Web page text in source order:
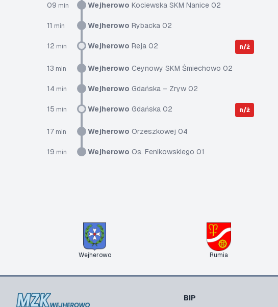
09 min Wejherowo Kociewska SKM Nanice 02
11 min Wejherowo Rybacka 02
12 min Wejherowo Reja 02 n/ż
13 min Wejherowo Ceynowy SKM Śmiechowo 02
14 min Wejherowo Gdańska – Zryw 02
15 min Wejherowo Gdańska 02 n/ż
17 min Wejherowo Orzeszkowej 04
19 min Wejherowo Os. Fenikowskiego 01
Wejherowo Rumia
BIP